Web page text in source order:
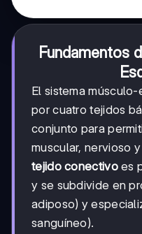
Fundamentos
El sistema
por cuatro tejidos
conjunto para
muscular, nervioso
tejido conectivoes
y se subdivide en
adiposo) y
sanguíneo).